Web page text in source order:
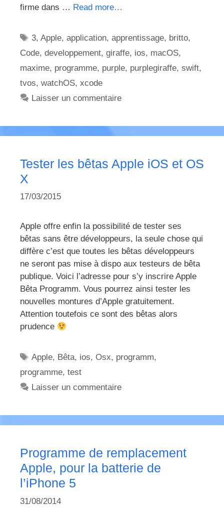
firme dans … Read more…
Étiquettes
3,Apple,application,apprentissage, britto,
Code, developpement, giraffe, ios, macOS,
maxime, programme, purple, purplegiraffe, swift,
tvos, watchOS, xcode
Laisser un commentaire
Tester les bêtas Apple iOS et OS
X
17/03/2015
Apple offre enfin la possibilité de tester ses
bêtas sans être développeurs, la seule chose qui
diffère c’est que toutes les bêtas développeurs
ne seront pas mise à dispo aux testeurs de bêta
publique. Voici l’adresse pour s’y inscrire Apple
Bêta Programm. Vous pourrez ainsi tester les
nouvelles montures d’Apple gratuitement.
Attention toutefois ce sont des bêtas alors
prudence
Étiquettes
Apple, Bêta, ios,Osx, programm,
programme, test
Laisser un commentaire
Programme de remplacement
Apple, pour la batterie de
l’iPhone 5
31/08/2014